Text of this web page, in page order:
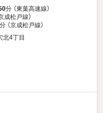
分 （東葉高速線）
成松戸線）
分 （京成松戸線）
北4丁目